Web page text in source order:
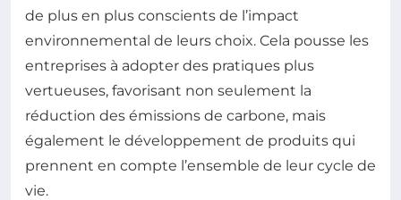
de plus en plus conscients de l’impact
environnemental de leurs choix. Cela pousse les
entreprises à adopter des pratiques plus
vertueuses, favorisant non seulement la
réduction des émissions de carbone, mais
également le développement de produits qui
prennent en compte l’ensemble de leur cycle de
vie.